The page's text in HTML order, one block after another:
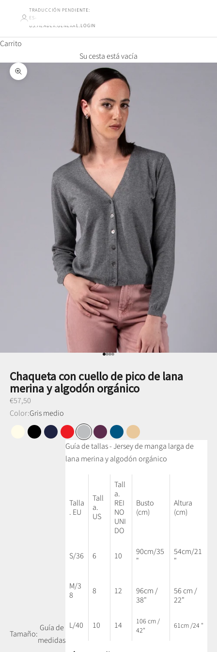
TRADUCCIÓN PENDIENTE:
ES-
US.HEADER.GENERAL.LOGIN
Carrito
Su cesta está vacía
Ampliar la imagen
Ir al punto 1
Ir al punto 2
Ir al punto 3
Ir al punto 4
Chaqueta con cuello de pico de lana
merina y algodón orgánico
Preço promocional
€57,50
Color:Gris medio
Blanco perla
NegroAzul marino
RojoGris medio
MoradoAzul petróleo
Camel miel
Tamaño:
Guía de
medidas
Guía de tallas - Jersey de manga larga de
lana merina y algodón orgánico
Talla
. EU
Tall
a.
US
Tall
a.
REI
NO
UNI
DO
Busto
(cm)
Altura
(cm)
S/36 6 10
90cm/35
"
54cm/21
"
M/3
8
8 12
96cm /
38"
56 cm /
22"
L/40 10 14
106 cm /
42"
61cm /24 "